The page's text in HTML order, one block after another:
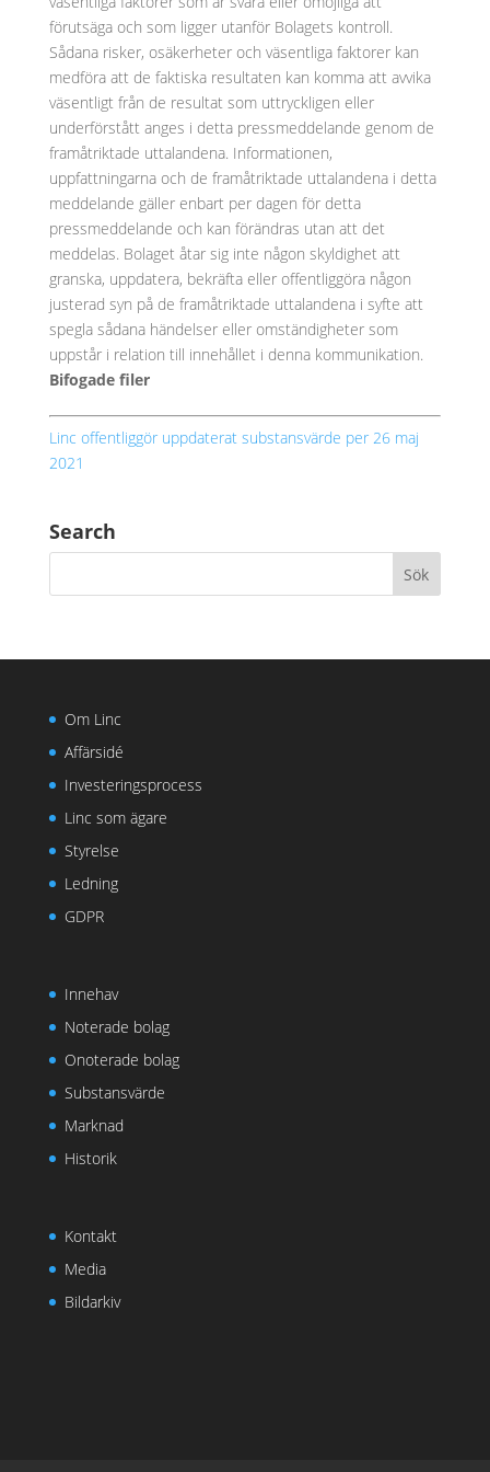
förutsäga och som ligger utanför Bolagets kontroll.
Sådana risker, osäkerheter och väsentliga faktorer kan
medföra att de faktiska resultaten kan komma att avvika
väsentligt från de resultat som uttryckligen eller
underförstått anges i detta pressmeddelande genom de
framåtriktade uttalandena. Informationen,
uppfattningarna och de framåtriktade uttalandena i detta
meddelande gäller enbart per dagen för detta
pressmeddelande och kan förändras utan att det
meddelas. Bolaget åtar sig inte någon skyldighet att
granska, uppdatera, bekräfta eller offentliggöra någon
justerad syn på de framåtriktade uttalandena i syfte att
spegla sådana händelser eller omständigheter som
uppstår i relation till innehållet i denna kommunikation.
Bifogade filer
Linc offentliggör uppdaterat substansvärde per 26 maj
2021
Search
Om Linc
Affärsidé
Investeringsprocess
Linc som ägare
Styrelse
Ledning
GDPR
Innehav
Noterade bolag
Onoterade bolag
Substansvärde
Marknad
Historik
Kontakt
Media
Bildarkiv